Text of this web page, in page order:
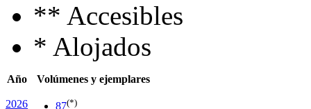
** Accesibles
* Alojados
Año Volúmenes y ejemplares
2026 87(*)